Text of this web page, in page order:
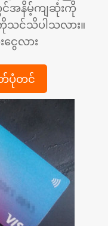
င်အနိမ့်ကျဆုံးကို
သင်သိပါသလား။
ငွေလား
ပုံတင်